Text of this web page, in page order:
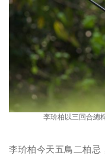
李玠柏以三回合總
李玠柏今天五鳥二柏忌